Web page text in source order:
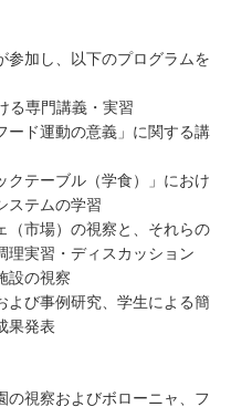
参加し、以下のプログラムを
る専門講義・実習
ード運動の意義」に関する講
クテーブル（学食）」におけ
ステムの学習
（市場）の視察と、それらの
理実習・ディスカッション
設の視察
よび事例研究、学生による簡
果発表
の視察およびボローニャ、フ